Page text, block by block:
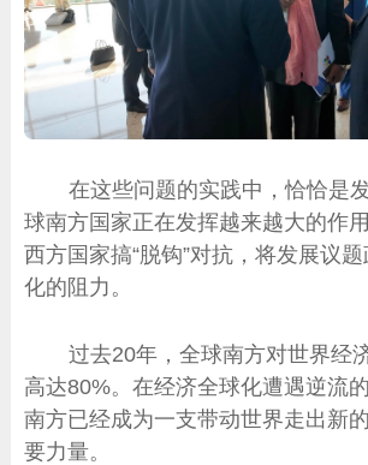
在这些问题的实践中，恰恰是
球南方国家正在发挥越来越大的作
西方国家搞“脱钩”对抗，将发展议
化的阻力。
过去20年，全球南方对世界经
高达80%。在经济全球化遭遇逆流
南方已经成为一支带动世界走出新
要力量。